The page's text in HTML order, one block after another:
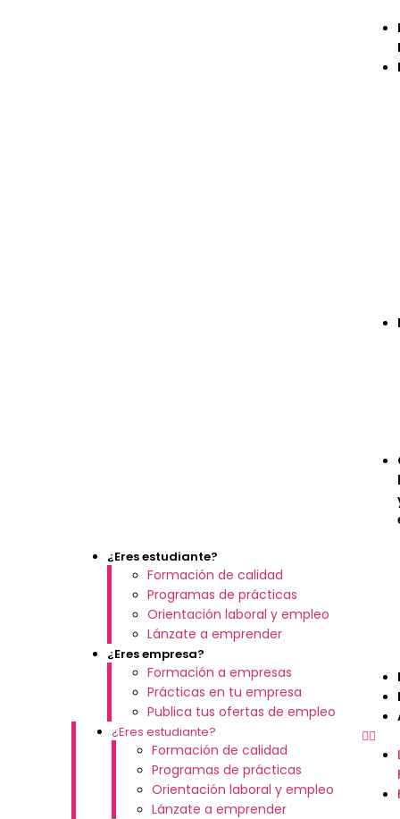
¿Eres estudiante?
Formación de calidad
Programas de prácticas
Orientación laboral y empleo
Lánzate a emprender
¿Eres empresa?
Formación a empresas
Prácticas en tu empresa
Publica tus ofertas de empleo
¿Eres estudiante?
Formación de calidad
Programas de prácticas
Orientación laboral y empleo
Lánzate a emprender